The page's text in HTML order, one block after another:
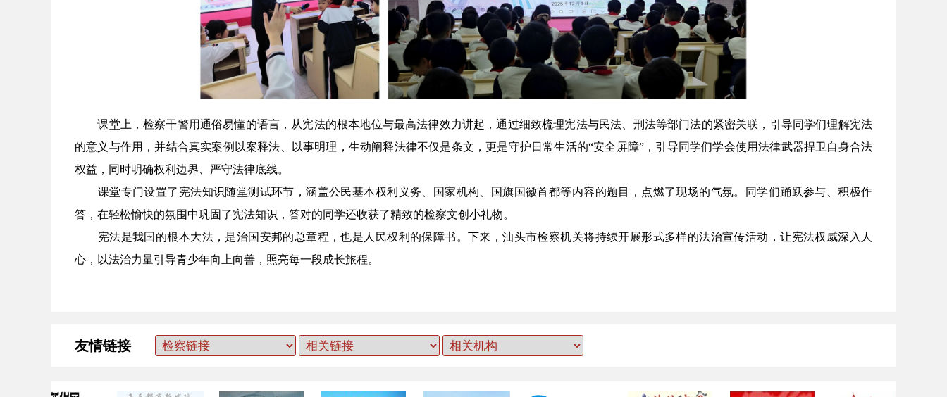
课堂上，检察干警用通俗易懂的语言，从宪法的根本地位与最高法律效力讲起，通过细致梳理宪法与民法、刑法等部门法的紧密关联，引导同学们理解宪法
的意义与作用，并结合真实案例以案释法、以事明理，生动阐释法律不仅是条文，更是守护日常生活的“安全屏障”，引导同学们学会使用法律武器捍卫自身合法
权益，同时明确权利边界、严守法律底线。
课堂专门设置了宪法知识随堂测试环节，涵盖公民基本权利义务、国家机构、国旗国徽首都等内容的题目，点燃了现场的气氛。同学们踊跃参与、积极作
答，在轻松愉快的氛围中巩固了宪法知识，答对的同学还收获了精致的检察文创小礼物。
宪法是我国的根本大法，是治国安邦的总章程，也是人民权利的保障书。下来，汕头市检察机关将持续开展形式多样的法治宣传活动，让宪法权威深入人
心，以法治力量引导青少年向上向善，照亮每一段成长旅程。
友情链接